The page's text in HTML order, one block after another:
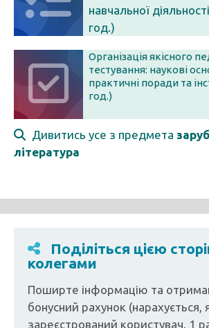
навчальної
год.)
Організація якісного
тестування: наукові
практичні поради та
год.)
Дивитись усе з предмета
література
Поділіться цією
колегами
Поширте інформацію та
бонусний рахунок (нарахується,
зареєстрований користувач, 1